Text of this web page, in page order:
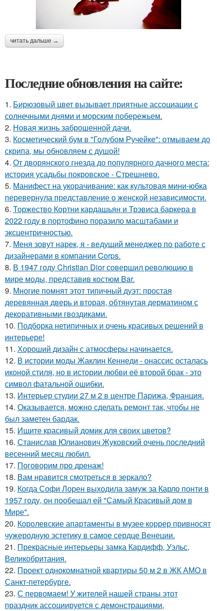
читать дальше →
Последние обновления на сайте:
1. Бирюзовый цвет вызывает приятные ассоциации с
солнечными днями и морским побережьем.
2. Новая жизнь заброшенной дачи.
3. Косметический бум в "Голубом Ручейке": отмываем до
скрипа, мы обновляем с душой!
4. От дворянского гнезда до популярного дачного места:
история усадьбы покровское - Стрешнево.
5. Манифест на укорачивание: как культовая мини-юбка
перевернула представление о женской независимости.
6. Торжество Кортни кардашьян и Трэвиса баркера в
2022 году в портофино поразило масштабами и
эксцентричностью.
7. Меня зовут нарек, я - ведущий менеджер по работе с
дизайнерами в компании Corps.
8. В 1947 году Christian Dior совершил революцию в
мире моды, представив костюм Bar.
9. Многие помнят этот типичный дуэт: простая
деревянная дверь и вторая, обтянутая дерматином с
декоративными гвоздиками.
10. Подборка нетипичных и очень красивых решений в
интерьере!
11. Хороший дизайн с атмосферы начинается.
12. В истории моды Жаклин Кеннеди - онассис осталась
иконой стиля, но в истории любви её второй брак - это
символ фатальной ошибки.
13. Интерьер студии 27 м 2 в центре Парижа, Франция.
14. Оказывается, можно сделать ремонт так, чтобы не
был заметен бардак.
15. Ищите красивый домик для своих цветов?
16. Станислав Юлианович Жуковский очень последний
весенний месяц любил.
17. Поговорим про дренаж!
18. Вам нравится смотреться в зеркало?
19. Когда Софи Лорен выходила замуж за Карло понти в
1957 году, он пообещал ей "Самый Красивый дом в
Мире".
20. Королевские апартаменты в музее коррер привносят
чужеродную эстетику в самое сердце Венеции.
21. Прекрасные интерьеры замка Кардифф, Уэльс,
Великобритания.
22. Проект однокомнатной квартиры 50 м 2 в ЖК АМО в
Санкт-петербурге.
23. С первомаем! У жителей нашей страны этот
праздник ассоциируется с демонстрациями,